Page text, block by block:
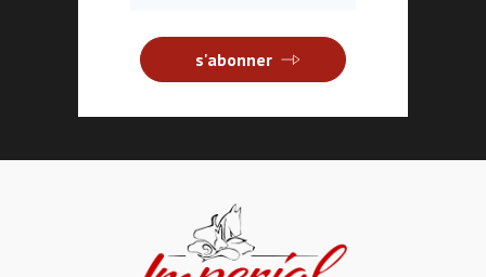
s'abonner